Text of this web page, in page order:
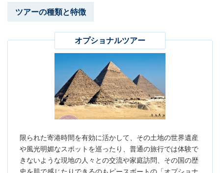
ツアーの種類と特徴
オプショナルツアー
限られた寄港時間を有効に活かして、その土地の世界遺産
や風光明媚なスポットを巡ったり、普通の旅行では体験で
きないような現地の人々との交流や家庭訪問、その国の歴
史を肌で感じたりできるのもピースボートの「オプショナ